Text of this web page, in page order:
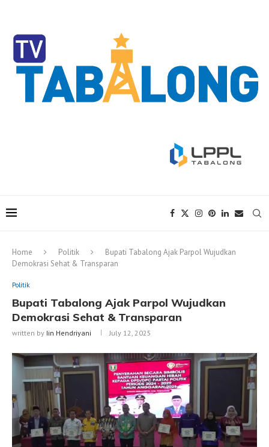
Home Politik
Bupati Tabalong Ajak Parpol Wujudkan
Demokrasi Sehat & Transparan
Politik
Bupati Tabalong Ajak Parpol Wujudkan
Demokrasi Sehat & Transparan
written by Iin Hendriyani July 12, 2025